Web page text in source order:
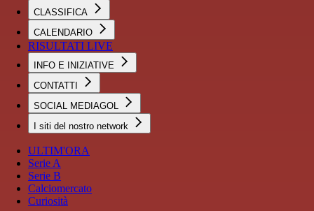
CLASSIFICA
CALENDARIO
RISULTATI LIVE
INFO E INIZIATIVE
CONTATTI
SOCIAL MEDIAGOL
I siti del nostro network
ULTIM'ORA
Serie A
Serie B
Calciomercato
Curiosità